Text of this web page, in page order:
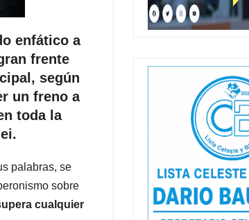
enfático a
frente
según
un freno a
toda la
palabras, se
sobre
cualquier